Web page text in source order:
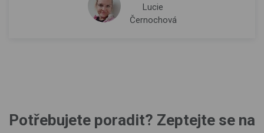
Lucie
Černochová
Potřebujete poradit? Zeptejte se na